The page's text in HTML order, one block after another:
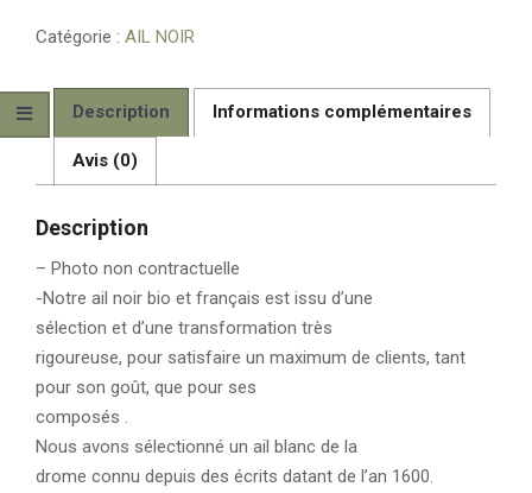
NOIR
FRAIS
DE
OFFERTS
Catégorie : AIL NOIR
Description Informations complémentaires
Avis (0)
Description
– Photo non contractuelle
-Notre ail noir bio et français est issu d’une
sélection et d’une transformation très
rigoureuse, pour satisfaire un maximum de clients, tant
pour son goût, que pour ses
composés .
Nous avons sélectionné un ail blanc de la
drome connu depuis des écrits datant de l’an 1600.